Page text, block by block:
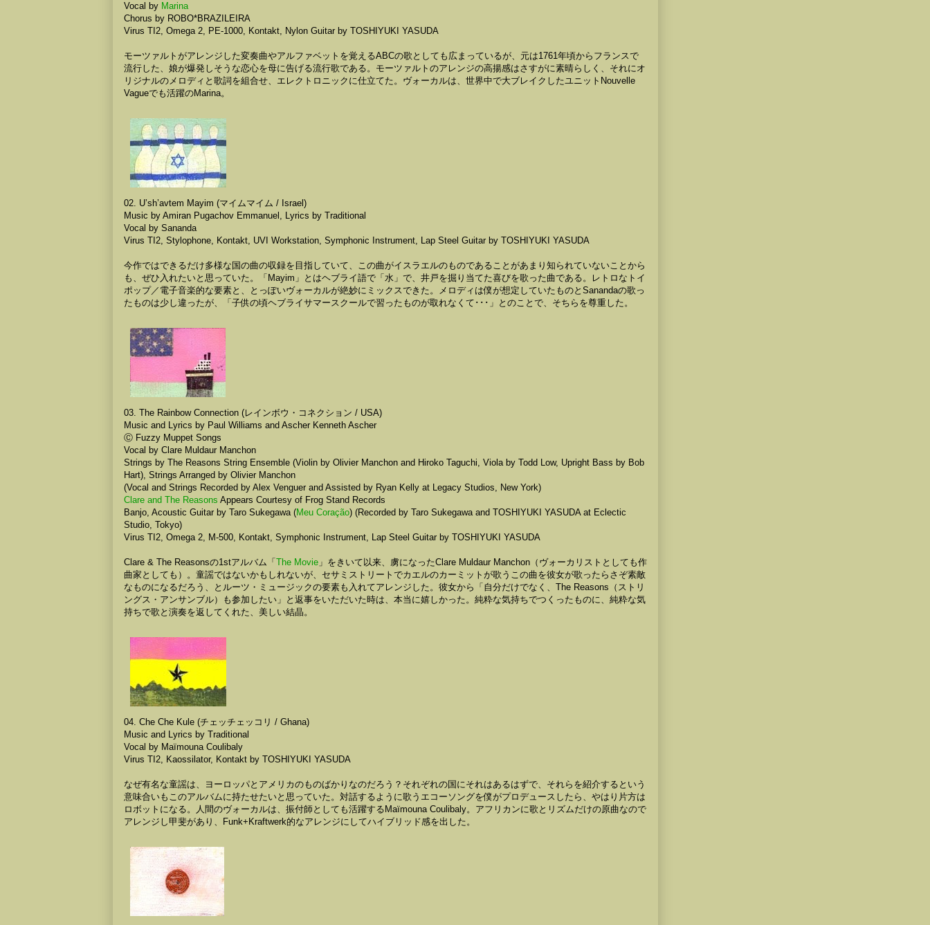
Vocal by Marina
Chorus by ROBO*BRAZILEIRA
Virus TI2, Omega 2, PE-1000, Kontakt, Nylon Guitar by TOSHIYUKI YASUDA
モーツァルトがアレンジした変奏曲やアルファベットを覚えるABCの歌としても広まっているが、元は1761年頃からフランスで
流行した、娘が爆発しそうな恋心を母に告げる流行歌である。モーツァルトのアレンジの高揚感はさすがに素晴らしく、それにオ
リジナルのメロディと歌詞を組合せ、エレクトロニックに仕立てた。ヴォーカルは、世界中で大ブレイクしたユニットNouvelle
Vagueでも活躍のMarina。
02. U’sh’avtem Mayim (マイムマイム / Israel)
Music by Amiran Pugachov Emmanuel, Lyrics by Traditional
Vocal by Sananda
Virus TI2, Stylophone, Kontakt, UVI Workstation, Symphonic Instrument, Lap Steel Guitar by TOSHIYUKI YASUDA
今作ではできるだけ多様な国の曲の収録を目指していて、この曲がイスラエルのものであることがあまり知られていないことから
も、ぜひ入れたいと思っていた。「Mayim」とはヘブライ語で「水」で、井戸を掘り当てた喜びを歌った曲である。レトロなトイ
ポップ／電子音楽的な要素と、とっぽいヴォーカルが絶妙にミックスできた。メロディは僕が想定していたものとSanandaの歌っ
たものは少し違ったが、「子供の頃ヘブライサマースクールで習ったものが取れなくて･･･」とのことで、そちらを尊重した。
03. The Rainbow Connection (レインボウ・コネクション / USA)
Music and Lyrics by Paul Williams and Ascher Kenneth Ascher
Ⓒ Fuzzy Muppet Songs
Vocal by Clare Muldaur Manchon
Strings by The Reasons String Ensemble (Violin by Olivier Manchon and Hiroko Taguchi, Viola by Todd Low, Upright Bass by Bob
Hart), Strings Arranged by Olivier Manchon
(Vocal and Strings Recorded by Alex Venguer and Assisted by Ryan Kelly at Legacy Studios, New York)
Clare and The Reasons Appears Courtesy of Frog Stand Records
Banjo, Acoustic Guitar by Taro Sukegawa (Meu Coração) (Recorded by Taro Sukegawa and TOSHIYUKI YASUDA at Eclectic
Studio, Tokyo)
Virus TI2, Omega 2, M-500, Kontakt, Symphonic Instrument, Lap Steel Guitar by TOSHIYUKI YASUDA
Clare & The Reasonsの1stアルバム「 The Movie 」をきいて以来、虜になったClare Muldaur Manchon（ヴォーカリストとしても作
曲家としても）。童謡ではないかもしれないが、セサミストリートでカエルのカーミットが歌うこの曲を彼女が歌ったらさぞ素敵
なものになるだろう、とルーツ・ミュージックの要素も入れてアレンジした。彼女から「自分だけでなく、The Reasons（ストリ
ングス・アンサンブル）も参加したい」と返事をいただいた時は、本当に嬉しかった。純粋な気持ちでつくったものに、純粋な気
持ちで歌と演奏を返してくれた、美しい結晶。
04. Che Che Kule (チェッチェッコリ / Ghana)
Music and Lyrics by Traditional
Vocal by Maïmouna Coulibaly
Virus TI2, Kaossilator, Kontakt by TOSHIYUKI YASUDA
なぜ有名な童謡は、ヨーロッパとアメリカのものばかりなのだろう？それぞれの国にそれはあるはずで、それらを紹介するという
意味合いもこのアルバムに持たせたいと思っていた。対話するように歌うエコーソングを僕がプロデュースしたら、やはり片方は
ロボットになる。人間のヴォーカルは、振付師としても活躍するMaïmouna Coulibaly。アフリカンに歌とリズムだけの原曲なので
アレンジし甲斐があり、Funk+Kraftwerk的なアレンジにしてハイブリッド感を出した。